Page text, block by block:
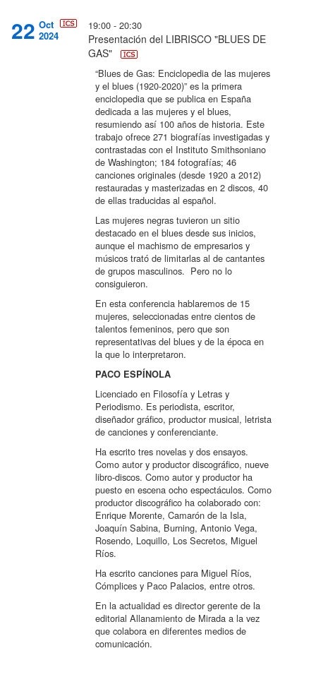
22 Oct
2024
19:00 - 20:30
Presentación del LIBRISCO "BLUES DE
GAS"
“Blues de Gas: Enciclopedia de las mujeres
y el blues (1920-2020)” es la primera
enciclopedia que se publica en España
dedicada a las mujeres y el blues,
resumiendo así 100 años de historia. Este
trabajo ofrece 271 biografías investigadas y
contrastadas con el Instituto Smithsoniano
de Washington; 184 fotografías; 46
canciones originales (desde 1920 a 2012)
restauradas y masterizadas en 2 discos, 40
de ellas traducidas al español.
Las mujeres negras tuvieron un sitio
destacado en el blues desde sus inicios,
aunque el machismo de empresarios y
músicos trató de limitarlas al de cantantes
de grupos masculinos. Pero no lo
consiguieron.
En esta conferencia hablaremos de 15
mujeres, seleccionadas entre cientos de
talentos femeninos, pero que son
representativas del blues y de la época en
la que lo interpretaron.
PACO ESPÍNOLA
Licenciado en Filosofía y Letras y
Periodismo. Es periodista, escritor,
diseñador gráfico, productor musical, letrista
de canciones y conferenciante.
Ha escrito tres novelas y dos ensayos.
Como autor y productor discográfico, nueve
libro-discos. Como autor y productor ha
puesto en escena ocho espectáculos. Como
productor discográfico ha colaborado con:
Enrique Morente, Camarón de la Isla,
Joaquín Sabina, Burning, Antonio Vega,
Rosendo, Loquillo, Los Secretos, Miguel
Ríos.
Ha escrito canciones para Miguel Ríos,
Cómplices y Paco Palacios, entre otros.
En la actualidad es director gerente de la
editorial Allanamiento de Mirada a la vez
que colabora en diferentes medios de
comunicación.